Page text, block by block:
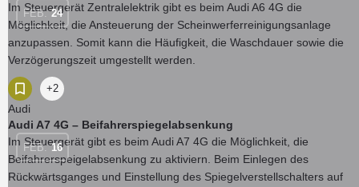
FEB. 24
Im Steuergerät Zentralelektrik gibt es beim Audi A6 4G die
Möglichkeit, die Ansteuerung der Scheinwerferreinigungsanlage
anzupassen. Somit kann die Häufigkeit, die Waschdauer sowie die
Verzögerungszeit umgestellt werden.
Audi
+2
FEB. 16
Audi A7 4G – Beifahrerspiegelabsenkung
Im Steuergerät gibt es beim Audi A7 4G die Möglichkeit, die
Beifahrerspeigelabsenkung zu aktiviern. Beim Einlegen des
Rückwärtsganges und Einstellung des Spiegelverstellschalters auf